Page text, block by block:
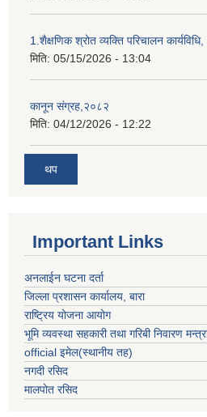
1.शैक्षणिक श्रोत व्यक्ति परिचालन
मिति: 05/15/2026 - 13:04
कानून संग्रह,२०८२
मिति: 04/12/2026 - 12:22
थप
Important Links
अनलाईन घटना दर्ता
जिल्ला प्रशासन कार्यालय, बारा
राष्ट्रिय योजना आयोग
भूमि व्यवस्था सहकारी तथा गरिबी निवारण
official इमेल(स्थानीय तह)
नगदी रसिद
मालपोत रसिद